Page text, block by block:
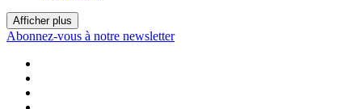
Afficher plus
Abonnez-vous à notre newsletter